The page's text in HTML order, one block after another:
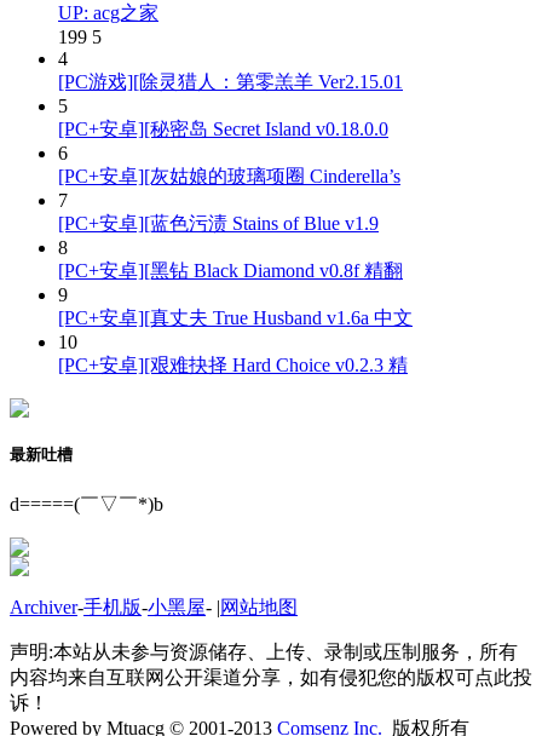
UP: acg之家
199 5
4
[PC游戏][除灵猎人：第零羔羊 Ver2.15.01
5
[PC+安卓][秘密岛 Secret Island v0.18.0.0
6
[PC+安卓][灰姑娘的玻璃项圈 Cinderella’s
7
[PC+安卓][蓝色污渍 Stains of Blue v1.9
8
[PC+安卓][黑钻 Black Diamond v0.8f 精翻
9
[PC+安卓][真丈夫 True Husband v1.6a 中文
10
[PC+安卓][艰难抉择 Hard Choice v0.2.3 精
最新吐槽
d=====(￣▽￣*)b
Archiver-手机版-小黑屋- |网站地图
声明:本站从未参与资源储存、上传、录制或压制服务，所有
内容均来自互联网公开渠道分享，如有侵犯您的版权可点此投
诉！
Powered by Mtuacg © 2001-2013 Comsenz Inc. 版权所有